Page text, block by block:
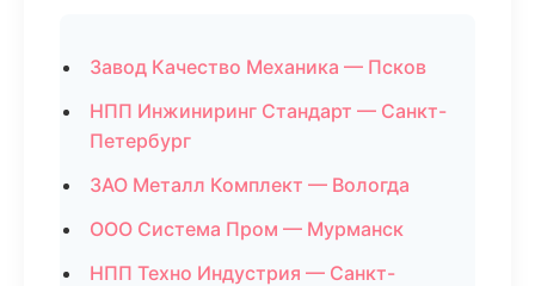
Завод Качество Механика — Псков
НПП Инжиниринг Стандарт — Санкт-
Петербург
ЗАО Металл Комплект — Вологда
ООО Система Пром — Мурманск
НПП Техно Индустрия — Санкт-